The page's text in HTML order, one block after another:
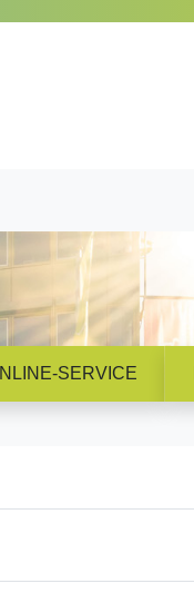
SERVICE